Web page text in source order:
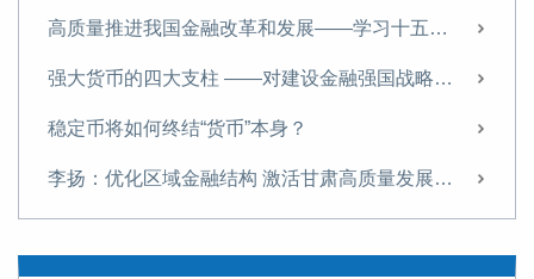
高质量推进我国金融改革和发展——学习十五五金融改革规划体会
强大货币的四大支柱 ——对建设金融强国战略的思考
稳定币将如何终结“货币”本身？
李扬：优化区域金融结构 激活甘肃高质量发展新动能